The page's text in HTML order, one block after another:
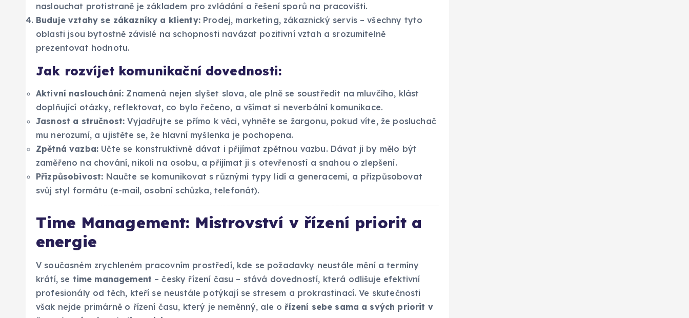
naslouchat protistraně je základem pro zvládání a řešení sporů na pracovišti.
Buduje vztahy se zákazníky a klienty:Prodej, marketing, zákaznický servis – všechny tyto
oblasti jsou bytostně závislé na schopnosti navázat pozitivní vztah a srozumitelně
prezentovat hodnotu.
Jak rozvíjet komunikační dovednosti:
Aktivní naslouchání: Znamená nejen slyšet slova, ale plně se soustředit na mluvčího, klást
doplňující otázky, reflektovat, co bylo řečeno, a všímat si neverbální komunikace.
Jasnost a stručnost: Vyjadřujte se přímo k věci, vyhněte se žargonu, pokud víte, že posluchač
mu nerozumí, a ujistěte se, že hlavní myšlenka je pochopena.
Zpětná vazba: Učte se konstruktivně dávat i přijímat zpětnou vazbu. Dávat ji by mělo být
zaměřeno na chování, nikoli na osobu, a přijímat ji s otevřeností a snahou o zlepšení.
Přizpůsobivost: Naučte se komunikovat s různými typy lidí a generacemi, a přizpůsobovat
svůj styl formátu (e-mail, osobní schůzka, telefonát).
Time Management: Mistrovství v řízení priorit a
energie
V současném zrychleném pracovním prostředí, kde se požadavky neustále mění a termíny
krátí, se time management – česky řízení času – stává dovedností, která odlišuje efektivní
profesionály od těch, kteří se neustále potýkají se stresem a prokrastinací. Ve skutečnosti
však nejde primárně o řízení času, který je neměnný, ale o řízení sebe sama a svých priorit v